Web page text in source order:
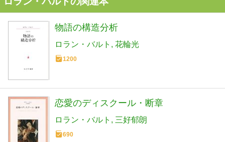
物語の構造分析
ロラン・バルト 花輪光
1200
恋愛のディスクール・断章
ロラン・バルト 三好郁朗
690